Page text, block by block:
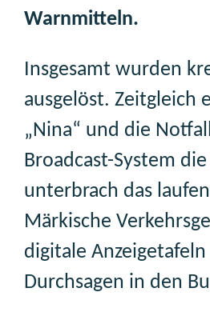
Warnmitteln.
Insgesamt wurden
ausgelöst. Zeitgleich
„Nina“ und die
Broadcast-System
unterbrach das
Märkische
digitale
Durchsagen in den